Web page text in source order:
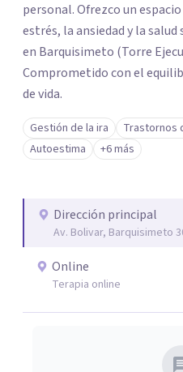
personal. Ofrezco un
estrés, la ansiedad y la
en Barquisimeto (Torre
Comprometido con el
de vida.
Gestión de la ira
Trastornos
Autoestima
+6 más
Dirección principal
Av. Bolivar, Barquisimeto
Online
Terapia online